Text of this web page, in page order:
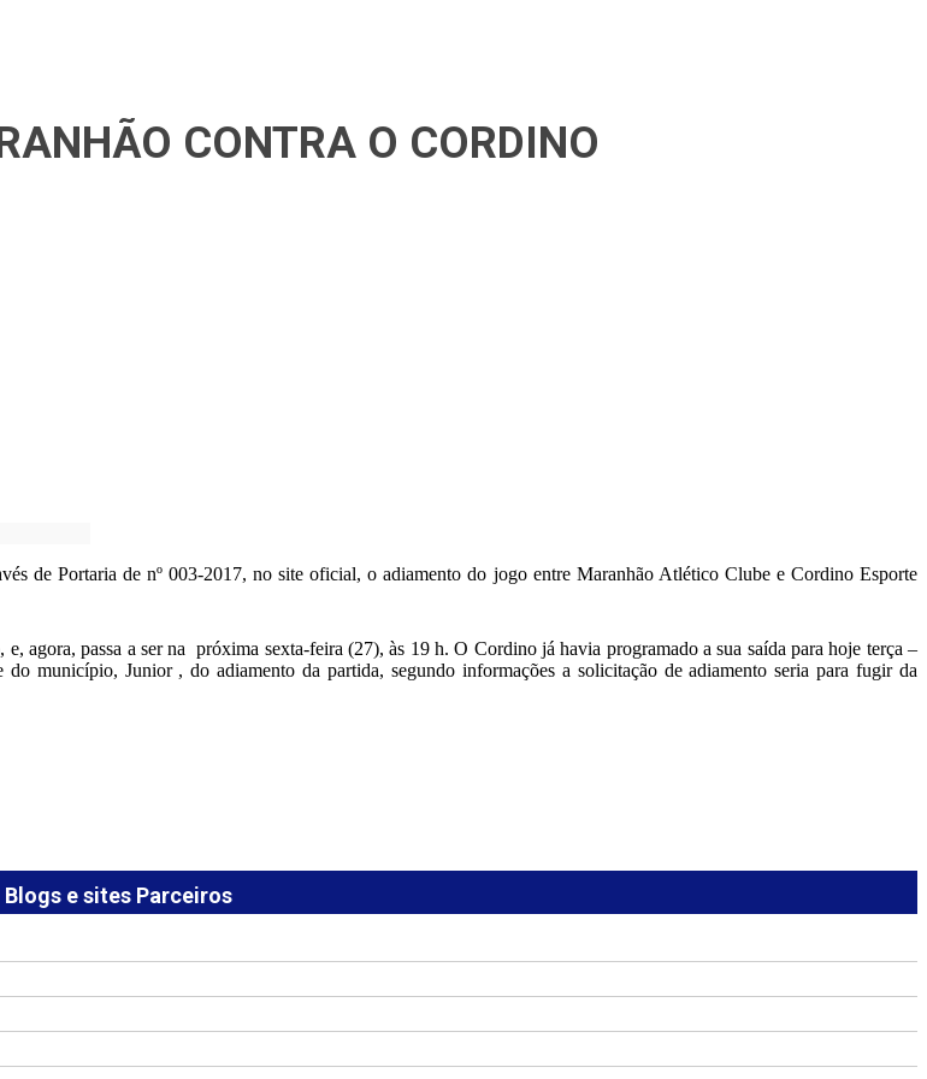
CONTRA O CORDINO
de Portaria de nº 003-2017, no site oficial, o adiamento do jogo entre Maranhão Atlético Clube e Cordino Esporte
agora, passa a ser na próxima sexta-feira (27), às 19 h. O Cordino já havia programado a sua saída para hoje terça –
município, Junior , do adiamento da partida, segundo informações a solicitação de adiamento seria para fugir da
Blogs e sites Parceiros